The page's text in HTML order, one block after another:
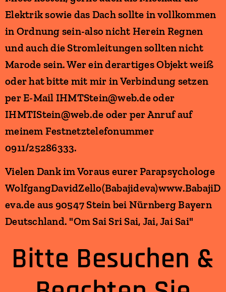
Elektrik sowie das Dach sollte in vollkommen
in Ordnung sein-also nicht Herein Regnen
und auch die Stromleitungen sollten nicht
Marode sein. Wer ein derartiges Objekt weiß
oder hat bitte mit mir in Verbindung setzen
per E-Mail IHMTStein@web.de oder
IHMTIStein@web.de oder per Anruf auf
meinem Festnetztelefonummer
0911/25286333.
Vielen Dank im Voraus eurer Parapsychologe
WolfgangDavidZello(Babajideva)www.BabajiD
eva.de aus 90547 Stein bei Nürnberg Bayern
Deutschland. "Om Sai Sri Sai, Jai, Jai Sai"
Bitte Besuchen &